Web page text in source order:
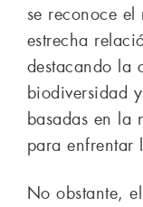
se reconoce
estrecha
destacando la
biodiversidad
basadas en la
para enfrentar
No obstante,